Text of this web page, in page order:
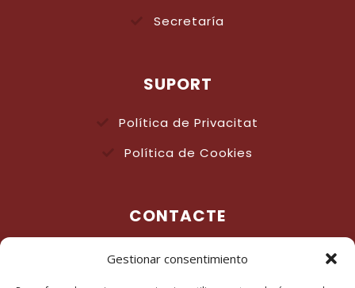
Gestionar consentimiento
Secretaría
SUPORT
Política de Privacitat
Política de Cookies
CONTACTE
info@fallasdenia.es